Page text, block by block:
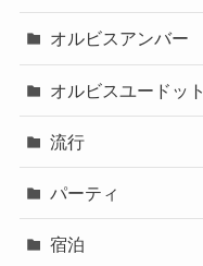
オルビスアンバー
オルビスユードット
流行
パーティ
宿泊